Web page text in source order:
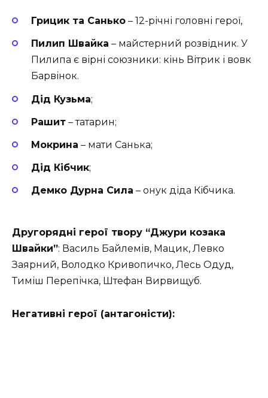
Грицик та Санько – 12-річні головні герої,
Пилип Швайка – майстерний розвідник. У
Пилипа є вірні союзники: кінь Вітрик і вовк
Барвінок.
Дід Кузьма;
Рашит – татарин;
Мокрина – мати Санька;
Дід Кібчик;
Демко Дурна Сила – онук діда Кібчика.
Другорядні герої твору “Джури козака
Швайки”: Василь Байлемів, Мацик, Левко
Заярний, Володко Кривопичко, Лесь Одуд,
Тиміш Перепічка, Штефан Вирвищуб.
Негативні герої (антагоністи):